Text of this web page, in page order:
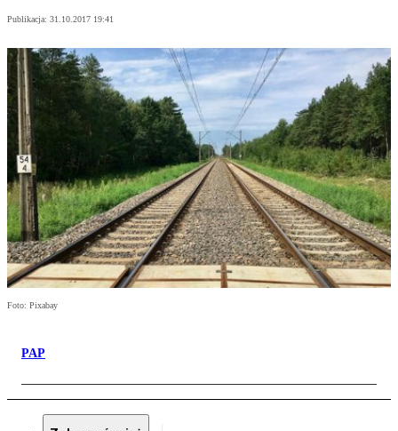
Publikacja: 31.10.2017 19:41
Foto: Pixabay
PAP